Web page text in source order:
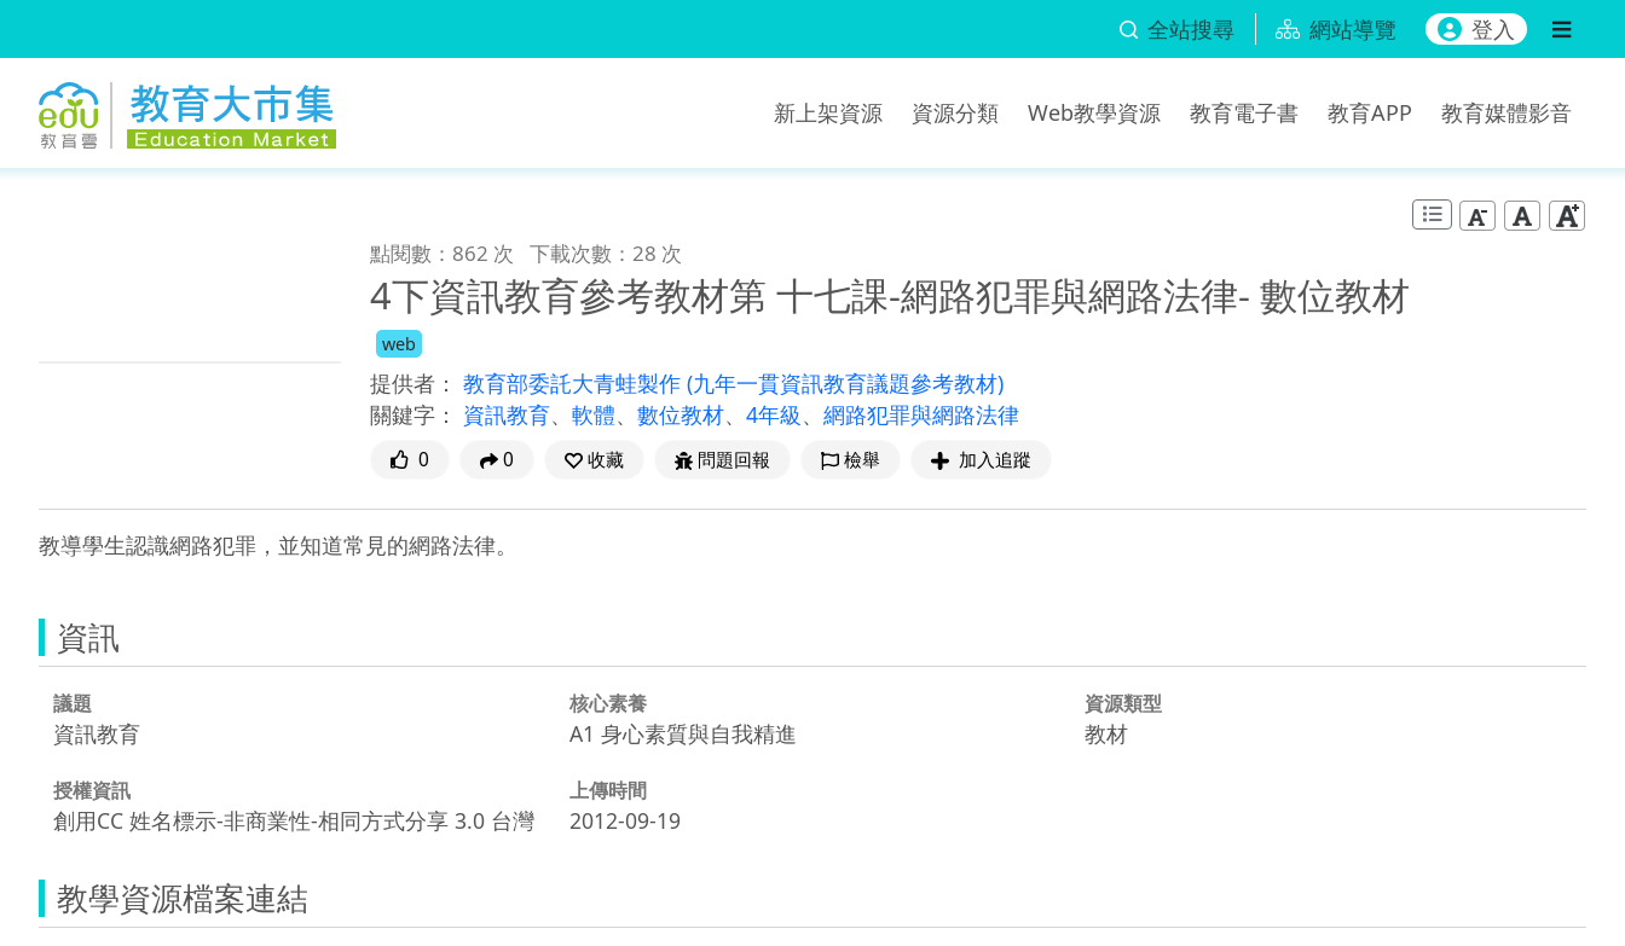
全站搜尋 網站導覽 登入
新上架資源 資源分類 Web教學資源 教育電子書 教育APP 教育媒體影音
點閱數：862 次 下載次數：28 次
4下資訊教育參考教材第 十七課-網路犯罪與網路法律- 數位教材
web
提供者： 教育部委託大青蛙製作 (九年一貫資訊教育議題參考教材)
關鍵字： 資訊教育、 軟體、 數位教材、 4年級、 網路犯罪與網路法律
0 0 收藏 問題回報 檢舉 加入追蹤
教導學生認識網路犯罪，並知道常見的網路法律。
資訊
議題
資訊教育
核心素養
A1 身心素質與自我精進
資源類型
教材
授權資訊
創用CC 姓名標示-非商業性-相同方式分享 3.0 台灣
上傳時間
2012-09-19
教學資源檔案連結